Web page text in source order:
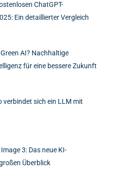
ChatGPT-
Ein detaillierter Vergleich
AI? Nachhaltige
für eine bessere Zukunft
verbindet sich ein LLM mit
3: Das neue KI-
Überblick